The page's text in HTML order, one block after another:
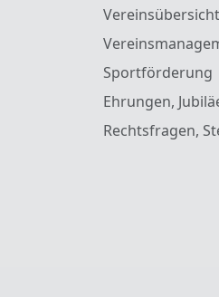
Vereinsübersicht
Sportförderung
Ehrungen,
Rechtsfragen,